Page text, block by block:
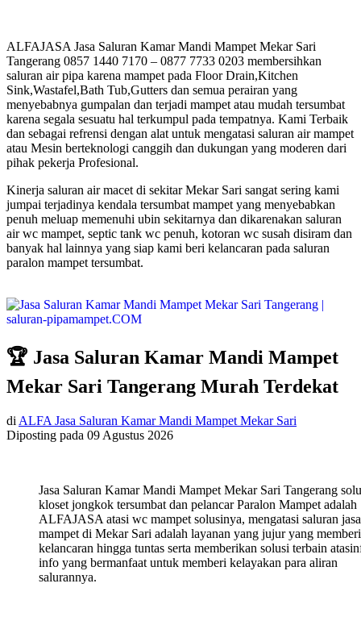
ALFAJASA Jasa Saluran Kamar Mandi Mampet Mekar Sari
Tangerang 0857 1440 7170 – 0877 7733 0203 membersihkan
saluran air pipa karena mampet pada Floor Drain,Kitchen
Sink,Wastafel,Bath Tub,Gutters dan semua perairan yang
menyebabnya gumpalan dan terjadi mampet atau mudah tersumbat
karena segala sesuatu hal terkumpul pada tempatnya. Kami Terbaik
dan sebagai refrensi dengan alat untuk mengatasi saluran air mampet
atau Mesin berteknologi canggih dan dukungan yang moderen dari
pihak pekerja Profesional.
Kinerja saluran air macet di sekitar Mekar Sari sangat sering kami
jumpai terjadinya kendala tersumbat mampet yang menyebabkan
penuh meluap memenuhi ubin sekitarnya dan dikarenakan saluran
air wc mampet, septic tank wc penuh, kotoran wc susah disiram dan
banyak hal lainnya yang siap kami beri kelancaran pada saluran
paralon mampet tersumbat.
🏆 Jasa Saluran Kamar Mandi Mampet
Mekar Sari Tangerang Murah Terdekat
di ALFA Jasa Saluran Kamar Mandi Mampet Mekar Sari
Diposting pada 09 Agustus 2026
Jasa Saluran Kamar Mandi Mampet Mekar Sari Tangerang
kloset jongkok tersumbat dan pelancar Paralon Mampet adalah
ALFAJASA atasi wc mampet solusinya, mengatasi saluran jasa
mampet di Mekar Sari adalah layanan yang jujur yang
kelancaran hingga tuntas serta memberikan solusi terbain
info yang bermanfaat untuk memberi kelayakan para aliran
salurannya.